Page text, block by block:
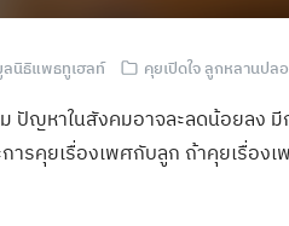
ลนิธิแพธทูเฮลท์ คุยเปิดใจ ลูกหลานปล
ญหาในสังคมอาจละลดน้อยลง มี
ารคุยเรื่องเพศกับลูก ถ้าคุยเรื่อง